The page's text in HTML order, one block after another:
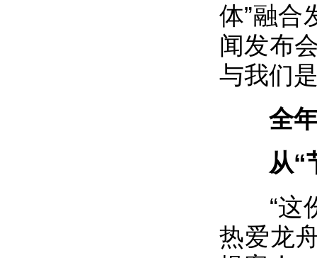
体”融合
闻发布
与我们
全
从“节
“这份
热爱龙